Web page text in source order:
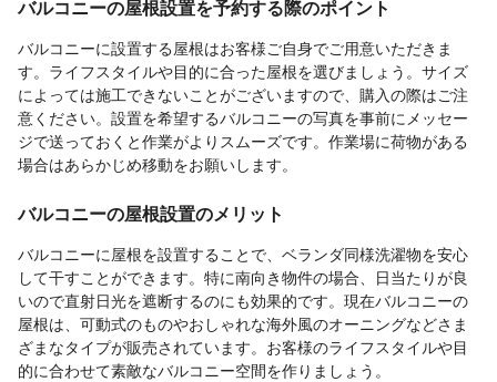
バルコニーの屋根設置を予約する際のポイント
バルコニーに設置する屋根はお客様ご自身でご用意いただきま
す。ライフスタイルや目的に合った屋根を選びましょう。サイズ
によっては施工できないことがございますので、購入の際はご注
意ください。設置を希望するバルコニーの写真を事前にメッセー
ジで送っておくと作業がよりスムーズです。作業場に荷物がある
場合はあらかじめ移動をお願いします。
バルコニーの屋根設置のメリット
バルコニーに屋根を設置することで、ベランダ同様洗濯物を安心
して干すことができます。特に南向き物件の場合、日当たりが良
いので直射日光を遮断するのにも効果的です。現在バルコニーの
屋根は、可動式のものやおしゃれな海外風のオーニングなどさま
ざまなタイプが販売されています。お客様のライフスタイルや目
的に合わせて素敵なバルコニー空間を作りましょう。